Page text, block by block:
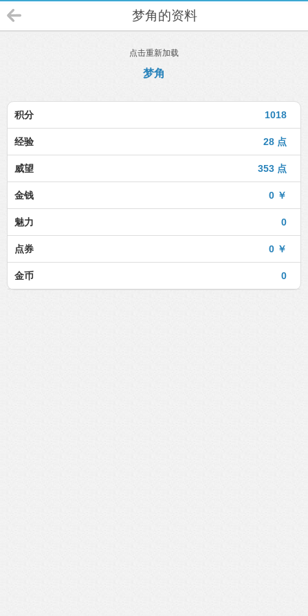
梦角的资料
点击重新加载
梦角
1018
积分
28 点
经验
353 点
威望
0 ￥
金钱
0
魅力
0 ￥
点券
0
金币